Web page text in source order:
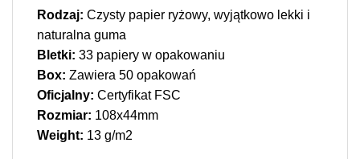
Rodzaj: Czysty papier ryżowy, wyjątkowo lekki i
naturalna guma
Bletki: 33 papiery w opakowaniu
Box: Zawiera 50 opakowań
Oficjalny: Certyfikat FSC
Rozmiar: 108x44mm
Weight: 13 g/m2